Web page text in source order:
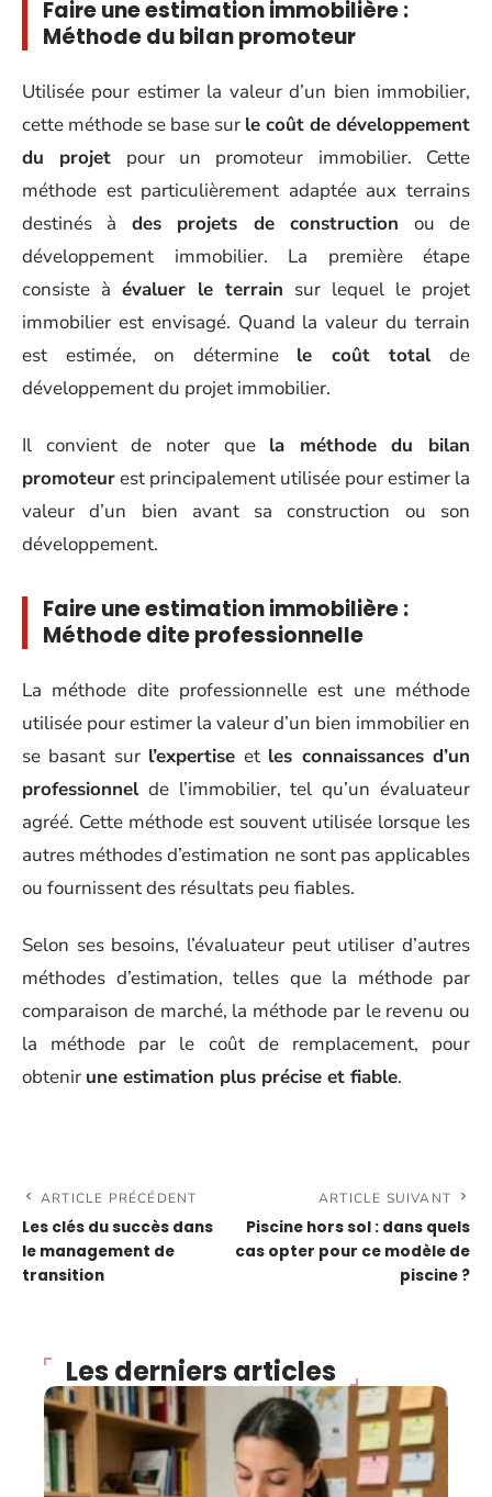
Faire une estimation immobilière :
Méthode du bilan promoteur
Utilisée pour estimer la valeur d’un bien immobilier,
cette méthode se base sur le coût de développement
du projet pour un promoteur immobilier. Cette
méthode est particulièrement adaptée aux terrains
destinés à des projets de construction ou de
développement immobilier. La première étape
consiste à évaluer le terrain sur lequel le projet
immobilier est envisagé. Quand la valeur du terrain
est estimée, on détermine le coût totalde
développement du projet immobilier.
Il convient de noter que la méthode du bilan
promoteurest principalement utilisée pour estimer la
valeur d’un bien avant sa construction ou son
développement.
Faire une estimation immobilière :
Méthode dite professionnelle
La méthode dite professionnelle est une méthode
utilisée pour estimer la valeur d’un bien immobilier en
se basant sur l’expertise et les connaissances d’un
professionnelde l’immobilier, tel qu’un évaluateur
agréé. Cette méthode est souvent utilisée lorsque les
autres méthodes d’estimation ne sont pas applicables
ou fournissent des résultats peu fiables.
Selon ses besoins, l’évaluateur peut utiliser d’autres
méthodes d’estimation, telles que la méthode par
comparaison de marché, la méthode par le revenu ou
la méthode par le coût de remplacement, pour
obtenir une estimation plus précise et fiable.
ARTICLE PRÉCÉDENT
Les clés du succès dans
le management de
transition
ARTICLE SUIVANT
Piscine hors sol : dans quels
cas opter pour ce modèle de
piscine ?
Les derniers articles